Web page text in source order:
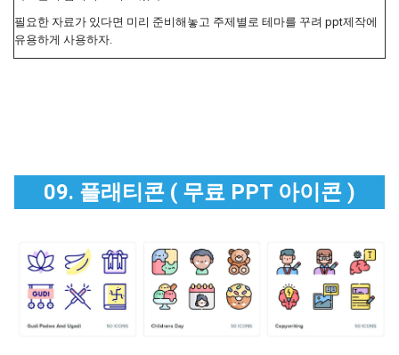
필요한 자료가 있다면 미리 준비해놓고 주제별로 테마를 꾸려 ppt제작에
유용하게 사용하자.
09. 플래티콘 ( 무료 PPT 아이콘 )